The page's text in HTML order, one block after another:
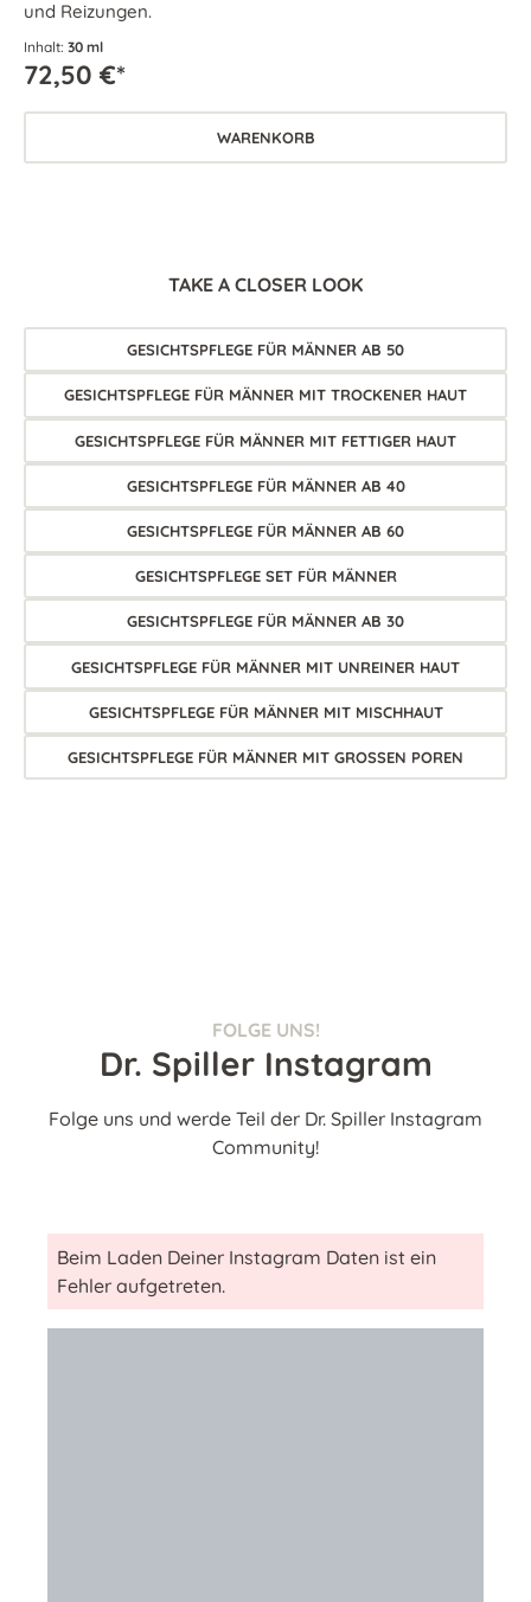
und Reizungen.
Inhalt: 30 ml
72,50 €*
WARENKORB
TAKE A CLOSER LOOK
GESICHTSPFLEGE FÜR MÄNNER AB 50
GESICHTSPFLEGE FÜR MÄNNER MIT TROCKENER HAUT
GESICHTSPFLEGE FÜR MÄNNER MIT FETTIGER HAUT
GESICHTSPFLEGE FÜR MÄNNER AB 40
GESICHTSPFLEGE FÜR MÄNNER AB 60
GESICHTSPFLEGE SET FÜR MÄNNER
GESICHTSPFLEGE FÜR MÄNNER AB 30
GESICHTSPFLEGE FÜR MÄNNER MIT UNREINER HAUT
GESICHTSPFLEGE FÜR MÄNNER MIT MISCHHAUT
GESICHTSPFLEGE FÜR MÄNNER MIT GROSSEN POREN
FOLGE UNS!
Dr. Spiller Instagram
Folge uns und werde Teil der Dr. Spiller Instagram
Community!
Beim Laden Deiner Instagram Daten ist ein
Fehler aufgetreten.